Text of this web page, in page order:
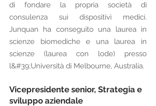
di fondare la propria società di
consulenza sui dispositivi medici.
Junquan ha conseguito una laurea in
scienze biomediche e una laurea in
scienze (laurea con lode) presso
l&#39;Università di Melbourne, Australia.
Vicepresidente senior, Strategia e
sviluppo aziendale